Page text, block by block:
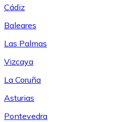
Cádiz
Baleares
Las Palmas
Vizcaya
La Coruña
Asturias
Pontevedra